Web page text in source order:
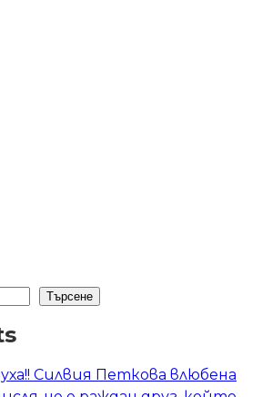
Търсене
Силвия Петкова влюбена